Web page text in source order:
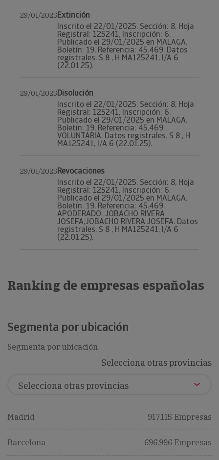
29/01/2025Extinción
Inscrito el 22/01/2025. Sección: 8, Hoja
Registral: 125241, Inscripción: 6.
Publicado el 29/01/2025 en MALAGA.
Boletín: 19, Referencia: 45.469. Datos
registrales. S 8 , H MA125241, I/A 6
(22.01.25).
29/01/2025Disolución
Inscrito el 22/01/2025. Sección: 8, Hoja
Registral: 125241, Inscripción: 6.
Publicado el 29/01/2025 en MALAGA.
Boletín: 19, Referencia: 45.469.
VOLUNTARIA. Datos registrales. S 8 , H
MA125241, I/A 6 (22.01.25).
29/01/2025Revocaciones
Inscrito el 22/01/2025. Sección: 8, Hoja
Registral: 125241, Inscripción: 6.
Publicado el 29/01/2025 en MALAGA.
Boletín: 19, Referencia: 45.469.
APODERADO: JOBACHO RIVERA
JOSEFA;JOBACHO RIVERA JOSEFA. Datos
registrales. S 8 , H MA125241, I/A 6
(22.01.25).
Ranking de empresas españolas
Segmenta por ubicación
Segmenta por ubicación
Selecciona otras provincias
Madrid 917,115 Empresas
Barcelona 696,996 Empresas